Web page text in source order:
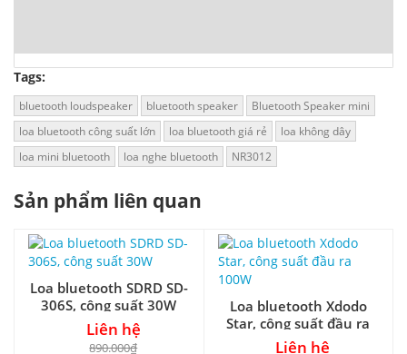
Tags:
bluetooth loudspeaker bluetooth speaker
Bluetooth Speaker mini
loa bluetooth công suất lớn
loa bluetooth giá rẻ
loa không dây
loa mini bluetooth
loa nghe bluetooth NR3012
Sản phẩm liên quan
Loa bluetooth SDRD SD-
306S, công suất 30W
Liên hệ
890.000₫
Loa bluetooth Xdodo
Star, công suất đầu ra
100W
Liên hệ